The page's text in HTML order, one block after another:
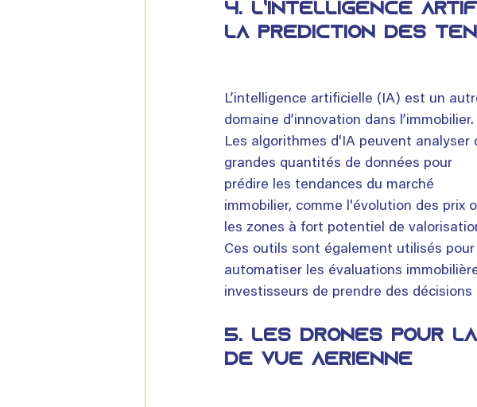
4. L’intelligence
la prédiction des
L’intelligence artificielle (IA) est un
domaine d’innovation dans l’immobilier.
Les algorithmes d'IA peuvent analyser
grandes quantités de données pour
prédire les tendances du marché
immobilier, comme l'évolution des prix
les zones à fort potentiel de
Ces outils sont également utilisés pour
automatiser les évaluations
investisseurs de prendre des
5. Les drones pour
de vue aérienne